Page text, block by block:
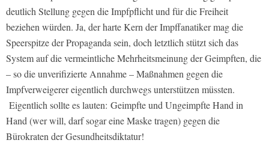
deutlich Stellung gegen die Impfpflicht und für die Freiheit
beziehen würden. Ja, der harte Kern der Impffanatiker mag die
Speerspitze der Propaganda sein, doch letztlich stützt sich das
System auf die vermeintliche Mehrheitsmeinung der Geimpften, die
– so die unverifizierte Annahme – Maßnahmen gegen die
Impfverweigerer eigentlich durchwegs unterstützen müssten.
Eigentlich sollte es lauten: Geimpfte und Ungeimpfte Hand in
Hand (wer will, darf sogar eine Maske tragen) gegen die
Bürokraten der Gesundheitsdiktatur!